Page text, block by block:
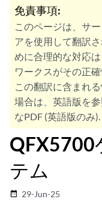
免責事項:
このページは、サ
アを使用して翻訳
めに合理的な対応
ワークスがその正
この翻訳に含まれ
場合は、英語版を
なPDF (英語版のみ).
QFX5700
テム
date_range 29-Jun-25